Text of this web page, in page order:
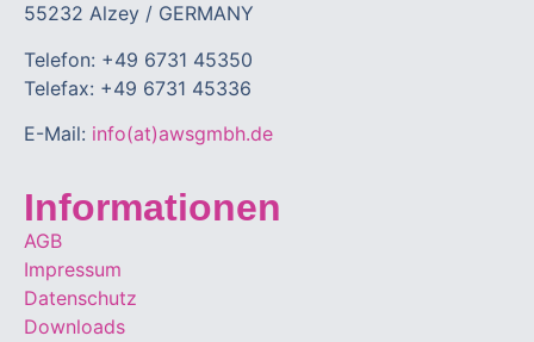
55232 Alzey / GERMANY
Telefon: +49 6731 45350
Telefax: +49 6731 45336
E-Mail: info(at)awsgmbh.de
Informationen
AGB
Impressum
Datenschutz
Downloads